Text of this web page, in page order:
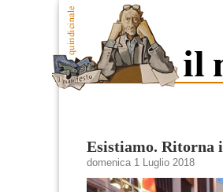
Esistiamo. Ritorna
domenica 1 Luglio 2018